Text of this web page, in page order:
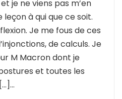
je ne viens pas m’en
à qui que ce soit.
Je me fous de ces
de calculs. Je
M Macron dont je
et toutes les